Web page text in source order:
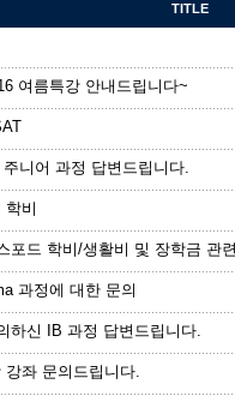
TITLE
여름특강 안내드립니다~
주니어 과정 답변드립니다.
학비
포드 학비/생활비 및 장학금 관
과정에 대한 문의
하신 IB 과정 답변드립니다.
강좌 문의드립니다.